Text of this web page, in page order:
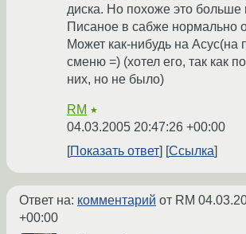
диска. Но похоже это
Писаное в сабже нормально
Может как-нибудь на Асус(на
сменю =) (хотел его, так как
них, но не было)
RM ★
04.03.2005 20:47:26 +00:00
Показать ответ
Ссылка
Ответ на: комментарий от RM
+00:00